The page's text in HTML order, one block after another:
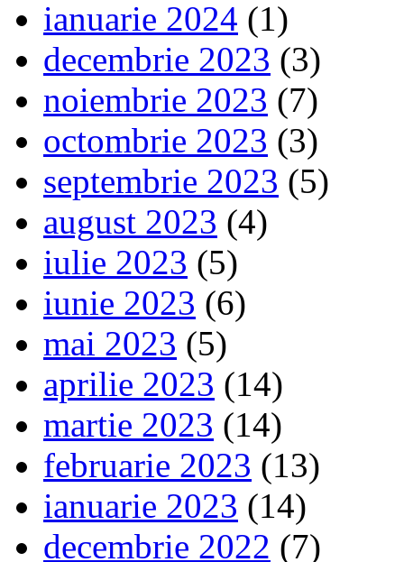
ianuarie 2024 (1)
decembrie 2023 (3)
noiembrie 2023 (7)
octombrie 2023 (3)
septembrie 2023 (5)
august 2023 (4)
iulie 2023 (5)
iunie 2023 (6)
mai 2023 (5)
aprilie 2023 (14)
martie 2023 (14)
februarie 2023 (13)
ianuarie 2023 (14)
decembrie 2022 (7)